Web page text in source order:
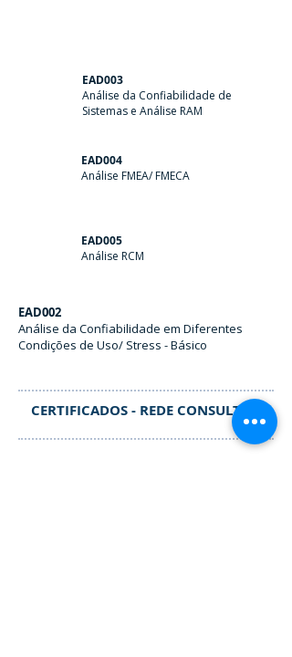
EAD003
Análise da Confiabilidade de
Sistemas e Análise RAM
EAD004
Análise FMEA/ FMECA
EAD005
Análise RCM
EAD002
Análise da Confiabilidade em Diferentes
Condições de Uso/ Stress - Básico
CERTIFICADOS - REDE CONSULTOR